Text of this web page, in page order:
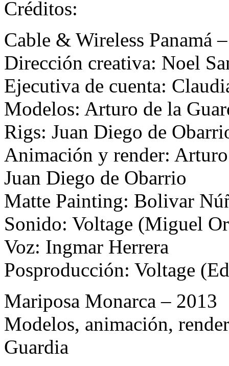
Créditos:
Cable & Wireless Panamá
Dirección creativa: Noel
Ejecutiva de cuenta:
Modelos: Arturo de la
Rigs: Juan Diego de
Animación y render:
Juan Diego de Obarrio
Matte Painting: Bolivar
Sonido: Voltage (Miguel
Voz: Ingmar Herrera
Posproducción: Voltage
Mariposa Monarca – 2013
Modelos, animación,
Guardia